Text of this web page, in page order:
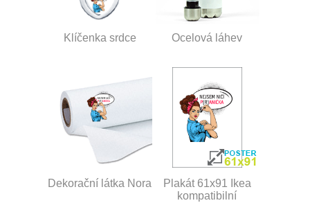
Klíčenka srdce Ocelová láhev
Dekorační látka Nora
Plakát 61x91 Ikea
kompatibilní